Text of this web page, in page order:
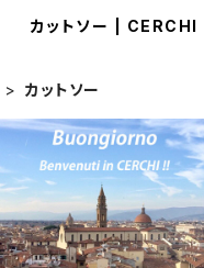
カットソー | CERCHI
カットソー